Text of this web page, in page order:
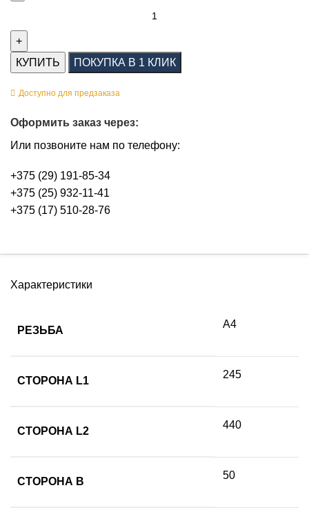
КУПИТЬ ПОКУПКА В 1 КЛИК
Доступно для предзаказа
Оформить заказ через:
Или позвоните нам по телефону:
+375 (29) 191-85-34
+375 (25) 932-11-41
+375 (17) 510-28-76
Характеристики
РЕЗЬБА
А4
СТОРОНА L1
245
СТОРОНА L2
440
СТОРОНА B
50